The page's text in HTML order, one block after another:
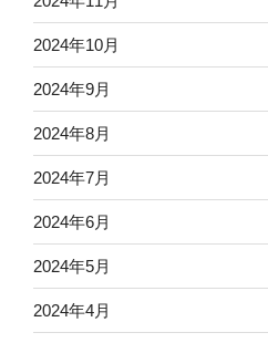
2024年10月
2024年9月
2024年8月
2024年7月
2024年6月
2024年5月
2024年4月